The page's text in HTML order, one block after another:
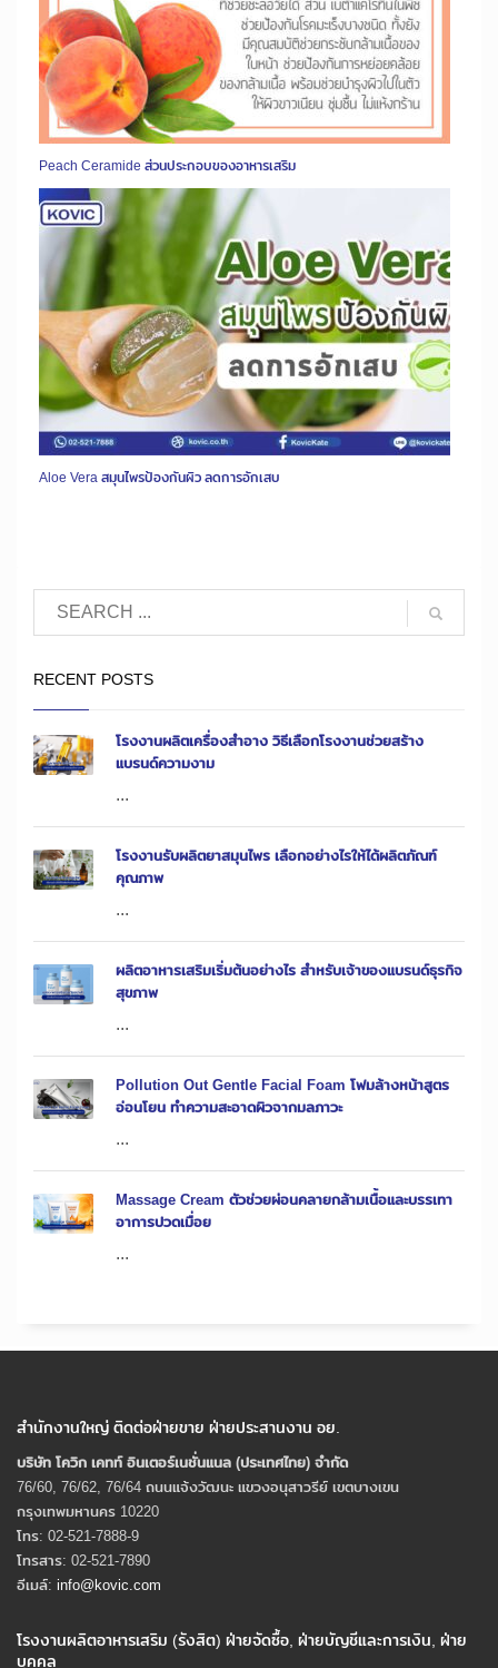
Peach Ceramide ส่วนประกอบของอาหารเสริม
Aloe Vera สมุนไพรป้องกันผิว ลดการอักเสบ
RECENT POSTS
โรงงานผลิตเครื่องสำอาง วิธีเลือกโรงงานช่วยสร้าง
แบรนด์ความงาม
...
โรงงานรับผลิตยาสมุนไพร เลือกอย่างไรให้ได้ผลิตภัณฑ์
คุณภาพ
...
ผลิตอาหารเสริมเริ่มต้นอย่างไร สำหรับเจ้าของแบรนด์ธุรกิจ
สุขภาพ
...
Pollution Out Gentle Facial Foam โฟมล้างหน้าสูตร
อ่อนโยน ทำความสะอาดผิวจากมลภาวะ
...
Massage Cream ตัวช่วยผ่อนคลายกล้ามเนื้อและบรรเทา
อาการปวดเมื่อย
...
สำนักงานใหญ่ ติดต่อฝ่ายขาย ฝ่ายประสานงาน อย.
บริษัท โควิก เคทท์ อินเตอร์เนชั่นแนล (ประเทศไทย) จํากัด
76/60, 76/62, 76/64 ถนนแจ้งวัฒนะ แขวงอนุสาวรีย์ เขตบางเขน
กรุงเทพมหานคร 10220
โทร: 02-521-7888-9
โทรสาร: 02-521-7890
อีเมล์: info@kovic.com
โรงงานผลิตอาหารเสริม (รังสิต) ฝ่ายจัดซื้อ, ฝ่ายบัญชีและการเงิน, ฝ่าย
บุคคล